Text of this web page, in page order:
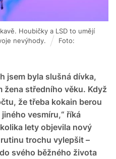
jsem byla slušná dívka,
žena středního věku. Když
že třeba kokain berou
vesmíru,“ říká
lety objevila nový
trochu vylepšit –
svého běžného života
Houbičky a LSD to umějí
nevýhody.
Foto: